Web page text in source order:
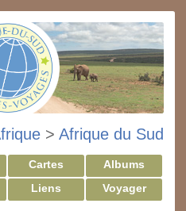
> Afrique du Sud
Cartes
Albums
Liens Voyager